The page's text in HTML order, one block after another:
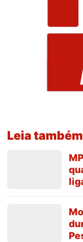
Leia também